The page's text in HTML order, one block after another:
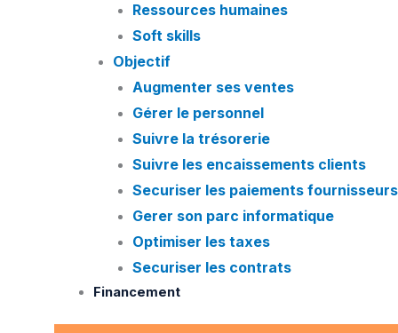
Ressources humaines
Soft skills
Objectif
Augmenter ses ventes
Gérer le personnel
Suivre la trésorerie
Suivre les encaissements clients
Securiser les paiements fournisseurs
Gerer son parc informatique
Optimiser les taxes
Securiser les contrats
Financement